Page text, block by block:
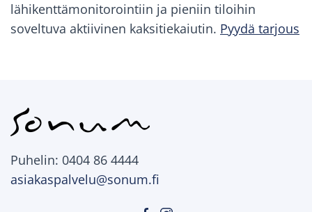
lähikenttämonitorointiin ja pieniin tiloihin
soveltuva aktiivinen kaksitiekaiutin. Pyydä tarjous
Puhelin: 0404 86 4444
asiakaspalvelu@sonum.fi